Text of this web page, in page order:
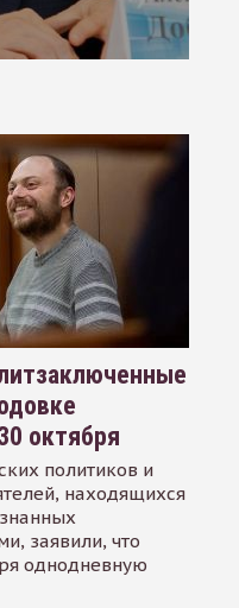
октября
политиков и
находящихся
заявили, что
однодневную